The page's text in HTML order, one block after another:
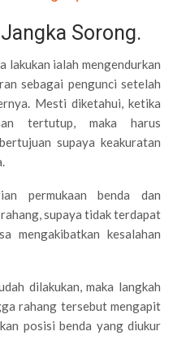
Sorong.
lakukan ialah mengendurkan
sebagai pengunci setelah
Mesti diketahui, ketika
tertutup, maka harus
supaya keakuratan
permukaan benda dan
supaya tidak terdapat
mengakibatkan kesalahan
dilakukan, maka langkah
rahang tersebut mengapit
posisi benda yang diukur